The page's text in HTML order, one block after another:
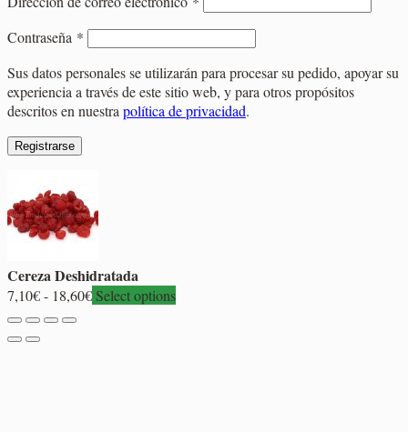
Contraseña * Obligatorio
Sus datos personales se utilizarán para procesar su pedido, apoyar su
experiencia a través de este sitio web, y para otros propósitos
descritos en nuestrapolítica de privacidad.
Registrarse
Cereza Deshidratada
7,10€- 18,60€Rango
Select options